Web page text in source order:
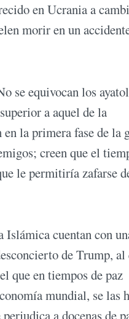
en Ucrania a
morir en un
se equivocan los
a aquel de la
la primera fase de la
creen que el
le permitiría zafarse
cuentan con
de Trump, al
que en tiempos de paz
mundial, se las
a docenas de